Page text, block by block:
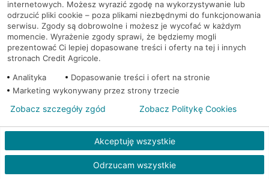
Gdynia, ul. 10-go Lutego 11 Bankomat (Euronet)
Gdynia, ul. 10-go Lutego 11 Bankomat (Euronet)
Gdynia, ul. Abrahama 46 A-B
Gdynia, ul. Bosmańska 45 Bankomat (Euronet)
Gdynia, ul. Brzechwy 1 Bankomat (Euronet)
internetowych. Możesz wyrazić zgodę na wykorzystywanie lub
odrzucić pliki cookie – poza plikami niezbędnymi do funkcjonowania
serwisu. Zgody są dobrowolne i możesz je wycofać w każdym
momencie. Wyrażenie zgody sprawi, że będziemy mogli
prezentować Ci lepiej dopasowane treści i oferty na tej i innych
stronach Credit Agricole.
Analityka
Dopasowanie treści i ofert na stronie
Marketing wykonywany przez strony trzecie
Akceptuję wszystkie
Odrzucam wszystkie
Zobacz szczegóły zgód Zobacz Politykę Cookies